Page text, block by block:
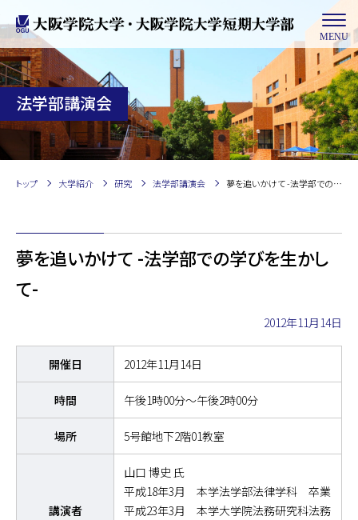
MENU
法学部講演会
トップ 大学紹介 研究 法学部講演会 夢を追いかけて -法学部での学びを生かして-
夢を追いかけて -法学部での学びを生かし
て-
2012年11月14日
開催日 2012年11月14日
時間 午後1時00分～午後2時00分
場所 5号館地下2階01教室
講演者
山口 博史 氏
平成18年3月 本学法学部法律学科 卒業
平成23年3月 本学大学院法務研究科法務